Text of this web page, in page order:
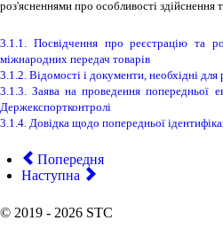
роз'ясненнями про особливості здійснення
3.1.1. Посвідчення про реєстрацію та
міжнародних передач товарів
3.1.2. Відомості і документи, необхідні
3.1.3. Заява на проведення попередньої
Держекспортконтролі
3.1.4. Довідка щодо попередньої
Попередня
Наступна
© 2019 - 2026 STC